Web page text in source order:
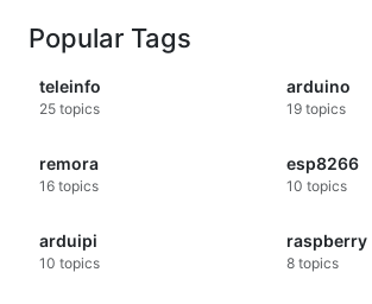
Popular Tags
teleinfo
25 topics
arduino
19 topics
remora
16 topics
esp8266
10 topics
arduipi
10 topics
raspberry
8 topics